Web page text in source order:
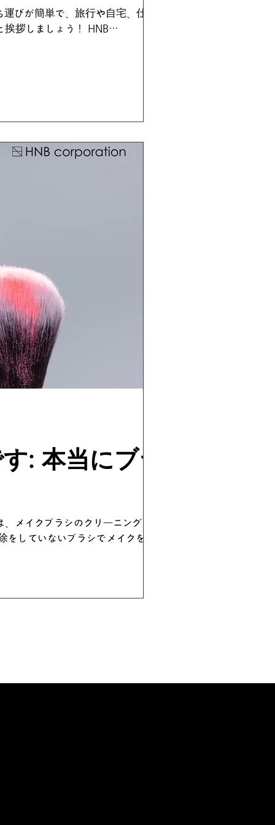
びが簡単で、旅行や自宅、仕事
挨拶しましょう！ HNB
: 本当にブラ
メイクブラシのクリーニングが退
していないブラシでメイクをする